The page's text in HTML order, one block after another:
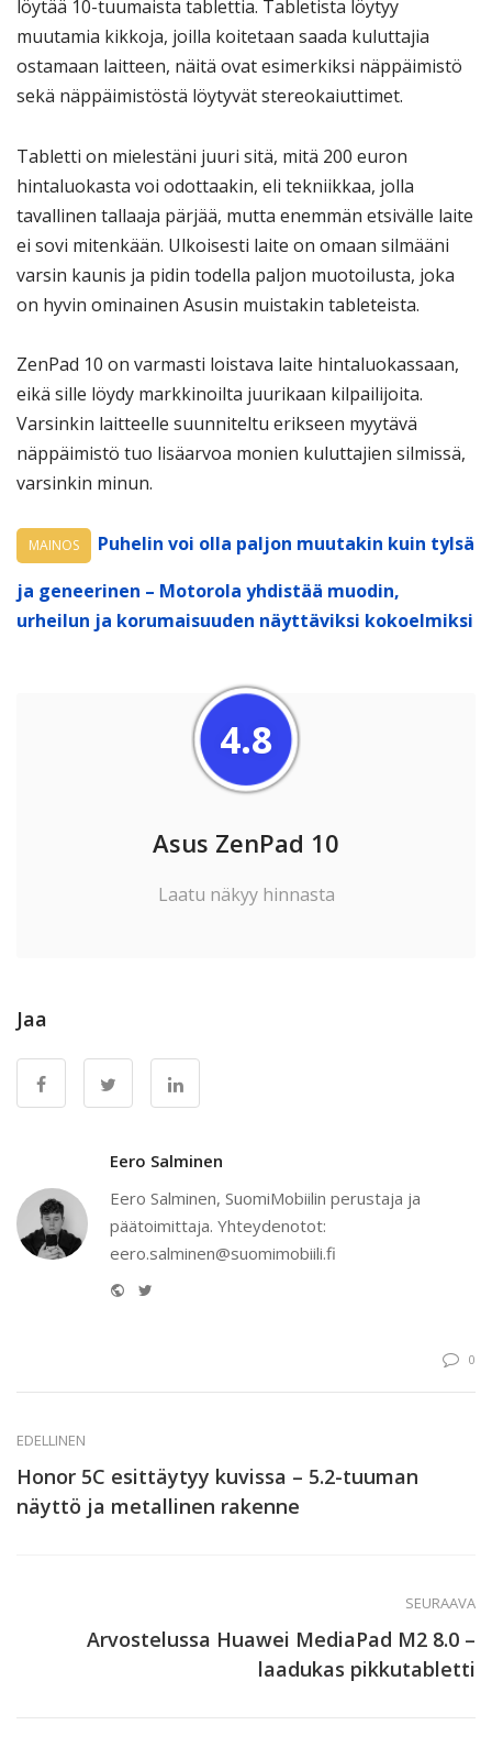
löytää 10-tuumaista tablettia. Tabletista löytyy
muutamia kikkoja, joilla koitetaan saada kuluttajia
ostamaan laitteen, näitä ovat esimerkiksi näppäimistö
sekä näppäimistöstä löytyvät stereokaiuttimet.
Tabletti on mielestäni juuri sitä, mitä 200 euron
hintaluokasta voi odottaakin, eli tekniikkaa, jolla
tavallinen tallaaja pärjää, mutta enemmän etsivälle laite
ei sovi mitenkään. Ulkoisesti laite on omaan silmääni
varsin kaunis ja pidin todella paljon muotoilusta, joka
on hyvin ominainen Asusin muistakin tableteista.
ZenPad 10 on varmasti loistava laite hintaluokassaan,
eikä sille löydy markkinoilta juurikaan kilpailijoita.
Varsinkin laitteelle suunniteltu erikseen myytävä
näppäimistö tuo lisäarvoa monien kuluttajien silmissä,
varsinkin minun.
MAINOS
Puhelin voi olla paljon muutakin kuin tylsä
ja geneerinen – Motorola yhdistää muodin,
urheilun ja korumaisuuden näyttäviksi kokoelmiksi
Asus ZenPad 10
Laatu näkyy hinnasta
4.8
Jaa
Eero Salminen
Eero Salminen, SuomiMobiilin perustaja ja
päätoimittaja. Yhteydenotot:
eero.salminen@suomimobiili.fi
Website
0
EDELLINEN
Honor 5C esittäytyy kuvissa – 5.2-tuuman
näyttö ja metallinen rakenne
SEURAAVA
Arvostelussa Huawei MediaPad M2 8.0 –
laadukas pikkutabletti